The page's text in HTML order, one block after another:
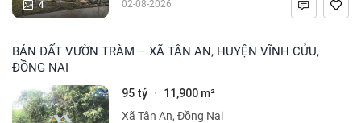
4 02-08-2026
BÁN ĐẤT VƯỜN TRÀM – XÃ TÂN AN, HUYỆN VĨNH CỬU,
ĐỒNG NAI
95 tỷ · 11,900 m²
Xã Tân An, Đồng Nai